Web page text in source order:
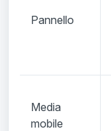
Pannello
Media
mobile